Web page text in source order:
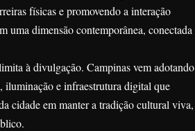
físicas e promovendo a interação
uma dimensão contemporânea, conectada
à divulgação. Campinas vem adotando
iluminação e infraestrutura digital que
cidade em manter a tradição cultural viva,